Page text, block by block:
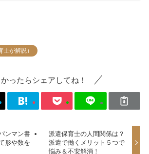
が解説）
かったらシェアしてね！
ンマン書
形や数を
派遣保育士の人間関係は？
派遣で働くメリット５つで
悩み＆不安解消！